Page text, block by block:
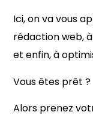
Ici, on va vous
rédaction web,
et enfin, à
Vous êtes prêt ?
Alors prenez